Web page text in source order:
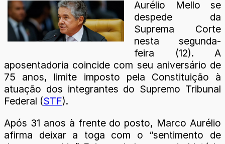
Aurélio Mello se
despede da
Suprema Corte
nesta segunda-
feira (12). A
aposentadoria coincide com seu aniversário de
75 anos, limite imposto pela Constituição à
atuação dos integrantes do Supremo Tribunal
Federal (STF).
Após 31 anos à frente do posto, Marco Aurélio
afirma deixar a toga com o “sentimento de